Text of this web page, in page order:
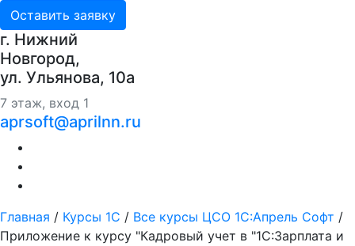
Оставить заявку
г. Нижний
Новгород,
ул. Ульянова, 10a
7 этаж, вход 1
aprsoft@aprilnn.ru
Главная / Курсы 1С / Все курсы ЦСО 1С:Апрель Софт /
Приложение к курсу "Кадровый учет в "1С:Зарплата и